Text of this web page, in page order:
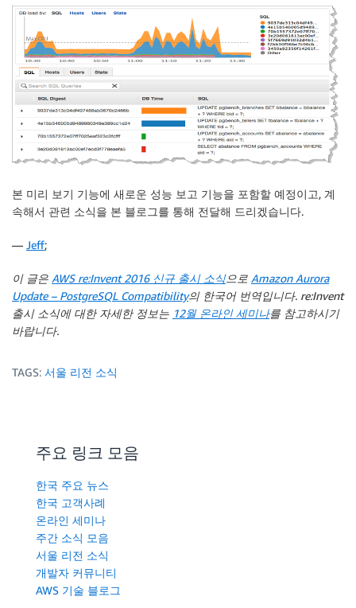
본 미리 보기 기능에 새로운 성능 보고 기능을 포함할 예정이고, 계
속해서 관련 소식을 본 블로그를 통해 전달해 드리겠습니다.
— Jeff;
이 글은 AWS re:Invent 2016 신규 출시 소식으로 Amazon Aurora
Update – PostgreSQL Compatibility의 한국어 번역입니다. re:Invent
출시 소식에 대한 자세한 정보는 12월 온라인 세미나를 참고하시기
바랍니다.
TAGS: 서울 리전 소식
주요 링크 모음
한국 주요 뉴스
한국 고객사례
온라인 세미나
주간 소식 모음
서울 리전 소식
개발자 커뮤니티
AWS 기술 블로그